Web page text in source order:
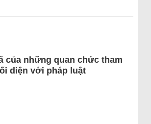
của những quan chức tham
diện với pháp luật